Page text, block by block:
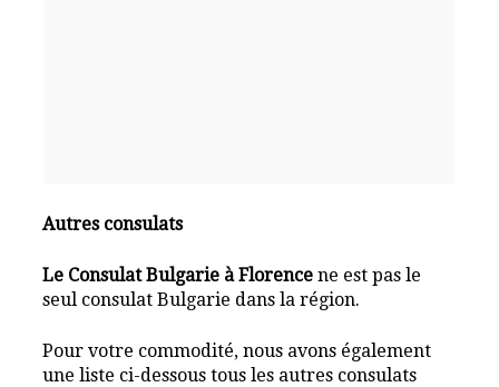
Autres consulats
Le Consulat Bulgarie à Florence ne est pas le
seul consulat Bulgarie dans la région.
Pour votre commodité, nous avons également
une liste ci-dessous tous les autres consulats